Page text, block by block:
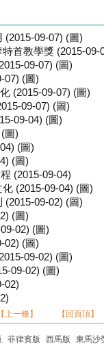
(2015-09-07) (圖)
首教學獎 (2015-09-
09-07) (圖)
07) (圖)
(2015-09-07) (圖)
09-07) (圖)
09-04) (圖)
圖)
(圖)
(圖)
(2015-09-04)
(2015-09-04) (圖)
(2015-09-02) (圖)
(圖)
02) (圖)
02) (圖)
09-02) (圖)
09-02) (圖)
02)
【上一條】 【回頁頂】
菲律賓版 西馬版 東馬沙